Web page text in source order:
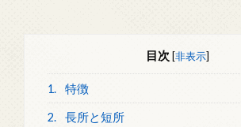
目次 [非表示]
1. 特徴
2. 長所と短所